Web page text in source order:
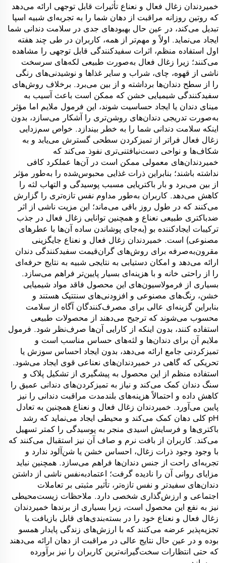
خمیردندان زغال فعال و نعناع تأثیرات قابل توجهی ارائه می‌دهد
که روتین روزانه مراقبت از دهان شما را به تجربه‌ای شبیه اسپا
تبدیل می‌کند، در عین حال بهبودهای جدی در سلامت دندانی شما
ایجاد می‌نماید. اولاً و مهم‌تر از همه، کاربران در طی چند هفته
اول استفاده منظم، اثرات سفیدکنندگی قابل توجهی را مشاهده
می‌کنند؛ زیرا زغال فعال به‌صورت طبیعی لکه‌های سرسخت
ناشی از قهوه، چای، شراب و سایر غذاها و نوشیدنی‌های رنگی
را از سطح دندان‌ها برداشته و از بین می‌برد. برخلاف روش‌های
سفیدکنندگی شیمیایی خشن که ممکن است باعث آسیب به
مینای دندان یا ایجاد حساسیت شوند، این فرمول ملایم اما مؤثر
به‌صورت تدریجی دندان‌های روشن‌تری را آشکار می‌سازد، بدون
اینکه سلامت دندانی شما را به خطر بیندازد. خواص سم‌زدایی
زغال فعال فراتر از تمیزکردن سطحی گسترش می‌یابد و به
شکاف‌ها و نواحی دست‌نیافتنی‌تری نفوذ می‌کند که
خمیردندان‌های معمولی ممکن است در آن‌ها عملکرد کافی
نداشته باشند؛ بنابراین ذرات غذایی محبوس‌شده را به‌طور مؤثر
از بین می‌برد و بار باکتریایی مسبب پوسیدگی و التهاب لثه را
کاهش می‌دهد. کاربران به‌طور مداوم نفس تازه‌تری را گزارش
می‌کنند که در طول روز باقی می‌ماند؛ این مزیت ناشی از اثر
ضدباکتری طبیعی نعناع و همچنین توانایی زغال فعال در جذب
ترکیبات ایجادکننده بو (به‌جای پوشاندن ساده آن‌ها با عطرهای
مصنوعی) است. خمیردندان زغال فعال و نعناع جایگزینی
مقرون‌به‌صرفه برای روش‌های گران‌قیمت سفیدکنندگی دندان
ارائه می‌دهد و امکان دستیابی به نتایجی شبیه به نتایج حرفه‌ای
را از راحتی خانه و با هزینه‌ای بسیار پایین‌تر فراهم می‌سازد.
بسیاری از فرمولاسیون‌های این محصول فاقد مواد شیمیایی
خشن، رنگ‌های مصنوعی و افزودنی‌های سنتتیک هستند و
بنابراین گزینه‌ای عالی برای مصرف‌کنندگان آگاه از سلامت
محسوب می‌شوند که ترجیح می‌دهند از محصولات طبیعی
استفاده کنند، بدون اینکه از کارایی آن‌ها صرف‌نظر شود. فرمول
ملایم آن برای دندان‌ها و لثه‌های حساس مناسب است و
تمیزکردنی جامع ارائه می‌دهد، بدون ایجاد احساس سوزش یا
تحریکی که گاهی در خمیردندان‌های نعناعی قوی ایجاد می‌شود.
استفاده منظم از این محصول به پیشگیری از تشکیل پلاک و
سنگ دندان کمک می‌کند و نیاز به تمیزکردن‌های دندانی عمیق را
کاهش داده و احتمالاً هزینه‌های بلندمدت مراقبت دندانی را نیز
پایین می‌آورد. خمیردندان زغال فعال و نعناع همچنین به تعادل
pH کلی دهان کمک می‌کند و محیطی ایجاد می‌نماید که رشد
باکتری‌ها و فرسایش اسیدی منجر به پوسیدگی را کمتر تسهیل
می‌کند. کاربران از بافت نرم و صاف آن نیز استقبال می‌کنند که
با وجود وجود ذرات زغال، احساس خشن یا شن‌آلود ندارد و
تجربه‌ای راحت از جنس دندان‌ها فراهم می‌سازد. همچنین نباید
مزایای روانی آن را نادیده گرفت؛ اعتمادبه‌نفس ناشی از داشتن
دندان‌های سفیدتر و نفس تازه‌تر، تأثیر مثبتی بر تعاملات
اجتماعی و ارزش‌گذاری شخصی دارد. ملاحظات زیست‌محیطی
نیز به نفع این محصول است، زیرا بسیاری از برندها خمیردندان
زغال فعال و نعناع خود را در بسته‌بندی‌های قابل بازیافت یا
تجزیه‌پذیر عرضه می‌کنند که با ارزش‌های زندگی پایدار همسو
بوده و در عین حال نتایج عالی در مراقبت از دهان ارائه می‌دهند
که حتی انتظارات سخت‌گیرانه‌ترین کاربران را نیز برآورده